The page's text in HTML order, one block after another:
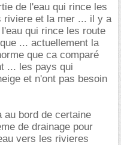
de l'eau qui rince les
riviere et la mer ... il y a
qui rince les route
... actuellement la
que ca comparé
... les pays qui
et n'ont pas besoin
au bord de certaine
de drainage pour
vers les rivieres